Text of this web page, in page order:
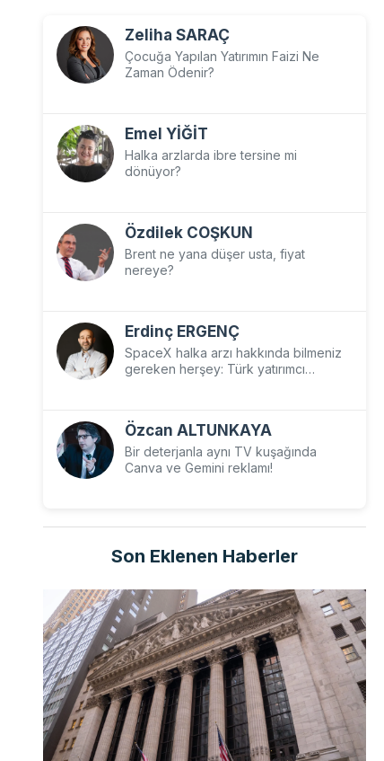
Zeliha SARAÇ
Çocuğa Yapılan Yatırımın Faizi Ne
Zaman Ödenir?
Emel YİĞİT
Halka arzlarda ibre tersine mi
dönüyor?
Özdilek COŞKUN
Brent ne yana düşer usta, fiyat
nereye?
Erdinç ERGENÇ
SpaceX halka arzı hakkında bilmeniz
gereken herşey: Türk yatırımcı
Özcan ALTUNKAYA
Bir deterjanla aynı TV kuşağında
Canva ve Gemini reklamı!
Son Eklenen Haberler